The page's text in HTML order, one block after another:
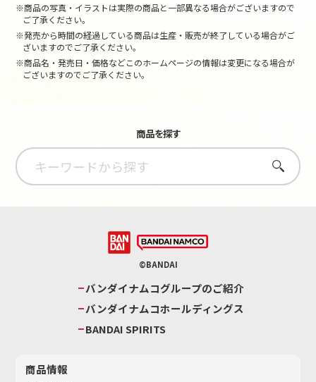
※商品の写真・イラストは実際の商品と一部異なる場合がございますので
ご了承ください。
※発売から時間の経過している商品は生産・販売が終了している場合がご
ざいますのでご了承ください。
※商品名・発売日・価格などこのホームページの情報は変更になる場合が
ございますのでご了承ください。
商品を探す
さがす
©BANDAI
バンダイナムコグループのご紹介
バンダイナムコホールディングス
BANDAI SPIRITS
商品情報